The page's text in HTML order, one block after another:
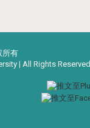
所有
| All Rights Reserved